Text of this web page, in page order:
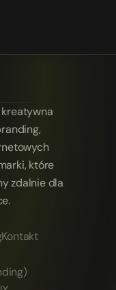
które
zdalnie dla
Kontakt